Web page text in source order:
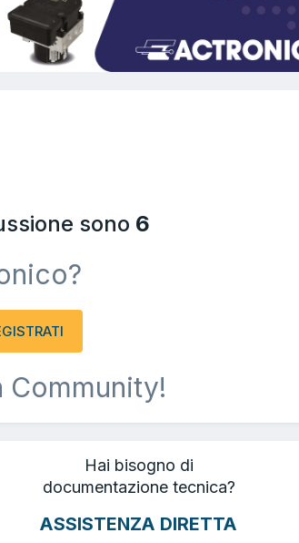
sono 6
Community!
Hai bisogno di
documentazione tecnica?
ASSISTENZA DIRETTA